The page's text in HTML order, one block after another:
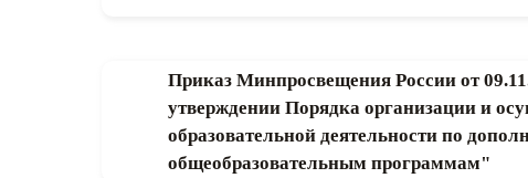
Приказ Минпросвещения России от
утверждении Порядка организации и
образовательной деятельности по
общеобразовательным программам"